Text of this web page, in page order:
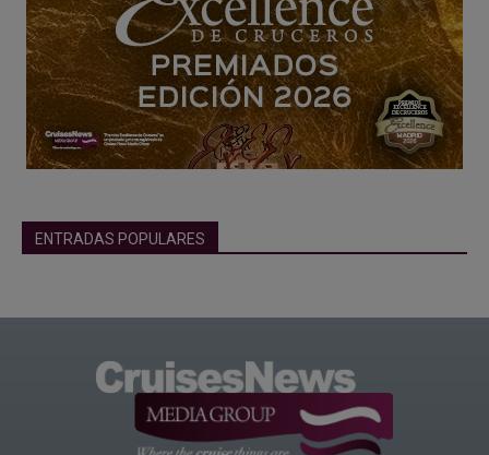
ENTRADAS POPULARES